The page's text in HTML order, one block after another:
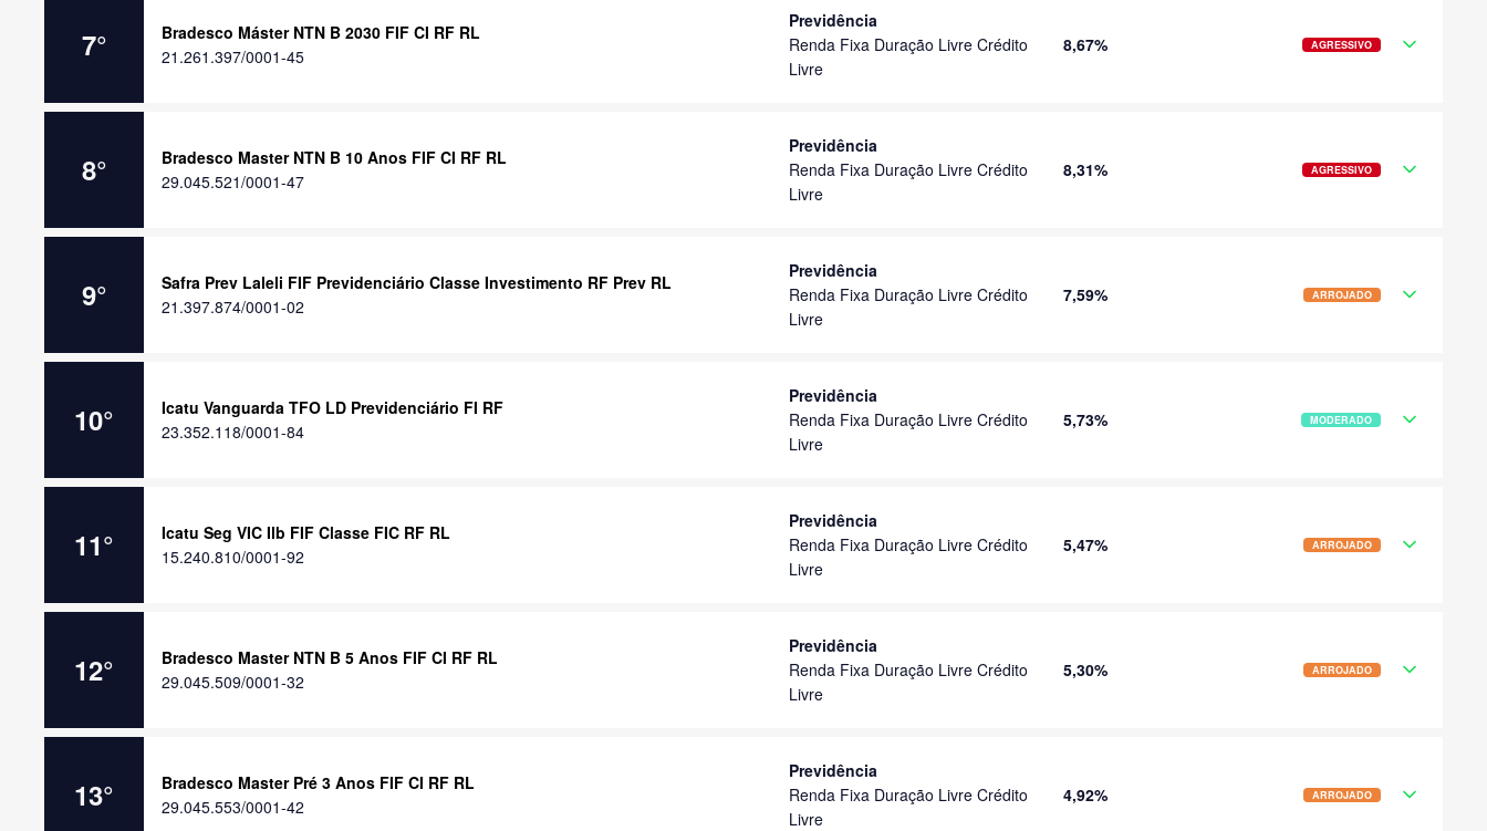
7°
Bradesco Máster NTN B 2030 FIF CI RF RL
21.261.397/0001-45
Previdência
Renda Fixa Duração Livre Crédito
Livre
8,67% AGRESSIVO
8°
Bradesco Master NTN B 10 Anos FIF CI RF RL
29.045.521/0001-47
Previdência
Renda Fixa Duração Livre Crédito
Livre
8,31% AGRESSIVO
9°
Safra Prev Laleli FIF Previdenciário Classe Investimento RF Prev RL
21.397.874/0001-02
Previdência
Renda Fixa Duração Livre Crédito
Livre
7,59% ARROJADO
10°
Icatu Vanguarda TFO LD Previdenciário FI RF
23.352.118/0001-84
Previdência
Renda Fixa Duração Livre Crédito
Livre
5,73% MODERADO
11°
Icatu Seg VIC Ilb FIF Classe FIC RF RL
15.240.810/0001-92
Previdência
Renda Fixa Duração Livre Crédito
Livre
5,47% ARROJADO
12°
Bradesco Master NTN B 5 Anos FIF CI RF RL
29.045.509/0001-32
Previdência
Renda Fixa Duração Livre Crédito
Livre
5,30% ARROJADO
13°
Bradesco Master Pré 3 Anos FIF CI RF RL
29.045.553/0001-42
Previdência
Renda Fixa Duração Livre Crédito
Livre
4,92% ARROJADO